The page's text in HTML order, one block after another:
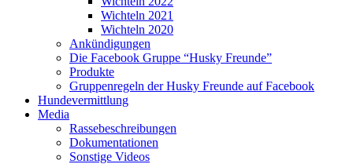
Wichteln 2021
Wichteln 2020
Ankündigungen
Die Facebook Gruppe “Husky Freunde”
Produkte
Gruppenregeln der Husky Freunde auf Facebook
Hundevermittlung
Media
Rassebeschreibungen
Dokumentationen
Sonstige Videos